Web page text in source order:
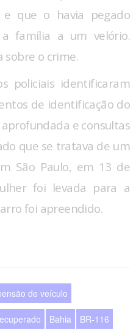
que o havia pegado
família a um velório.
sobre o crime.
policiais identificaram
de identificação do
e consultas
que se tratava de um
São Paulo, em 13 de
foi levada para a
foi apreendido.
de veículo
Bahia BR-116